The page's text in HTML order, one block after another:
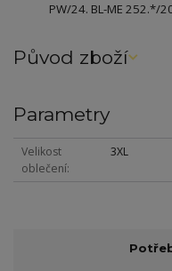
PW/24. BL-ME 252.*/
Původ zboží
Parametry
Velikost
oblečení
3XL